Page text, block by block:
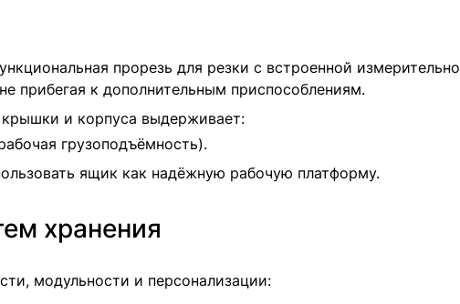
прорезь для резки с встроенной
прибегая к дополнительным приспособлениям.
крышки и корпуса выдерживает:
грузоподъёмность).
ящик как надёжную рабочую платформу.
хранения
модульности и персонализации: